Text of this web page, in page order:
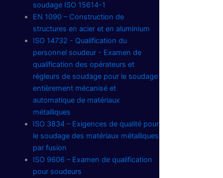
soudage ISO 15614-1
EN 1090 – Construction de
structures en acier et en aluminium
ISO 14732 - Qualification du
personnel soudeur - Examen de
qualification des opérateurs et
régleurs de soudage pour le soudage
entièrement mécanisé et
automatique de matériaux
métalliques
ISO 3834 – Exigences de qualité pour
le soudage des matériaux métalliques
par fusion
ISO 9606 – Examen de qualification
pour soudeurs